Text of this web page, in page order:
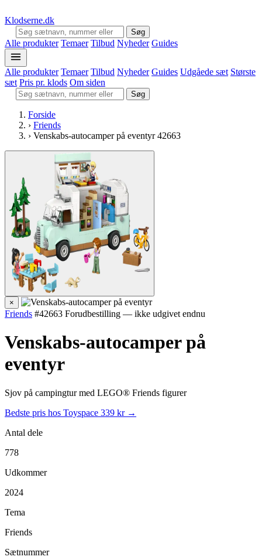
Klodserne.dk
Søg
Alle produkter Temaer Tilbud Nyheder Guides
Alle produkter Temaer Tilbud Nyheder Guides Udgåede sæt Største
sæt Pris pr. klods Om siden
Søg
Forside
› Friends
› Venskabs-autocamper på eventyr 42663
×
Friends #42663 Forudbestilling — ikke udgivet endnu
Venskabs-autocamper på
eventyr
Sjov på campingtur med LEGO® Friends figurer
Bedste pris hos Toyspace 339 kr →
Antal dele
778
Udkommer
2024
Tema
Friends
Sætnummer